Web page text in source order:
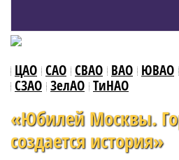
ЦАО САО СВАО ВАО ЮВАО
СЗАО ЗелАО ТиНАО
«Юбилей Москвы.
создается история»